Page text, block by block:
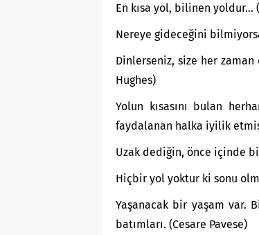
En kısa yol, bilinen yoldur…
Nereye gideceğini
Dinlerseniz, size her zaman
Hughes)
Yolun kısasını bulan
faydalanan halka iyilik
Uzak dediğin, önce içinde
Hiçbir yol yoktur ki sonu
Yaşanacak bir yaşam var.
batımları. (Cesare Pavese)